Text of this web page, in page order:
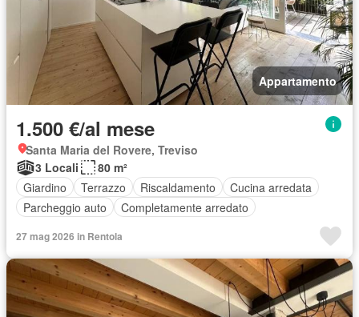
Appartamento
1.500 €/al mese
Santa Maria del Rovere, Treviso
3 Locali
80 m²
Giardino
Terrazzo Riscaldamento
Cucina arredata
Parcheggio auto
Completamente arredato
27 mag 2026 in Rentola